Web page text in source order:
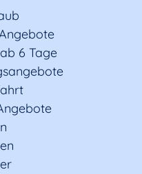
6 Tage